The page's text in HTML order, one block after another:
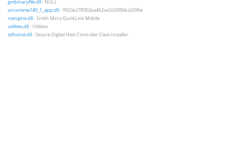
gmbinaryfile.dll- NULL
vcruntime140_1_app.dll- 9923e278902ea462ce2d20f84cd20f6e
rcengine.dll- Smith Micro QuickLink Mobile
utilities.dll- Utilities
sdhcinst.dll- Secure Digital Host Controller Class Installer